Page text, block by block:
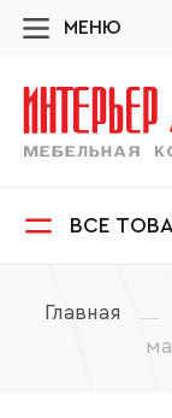
МЕНЮ
ВСЕ
Главная